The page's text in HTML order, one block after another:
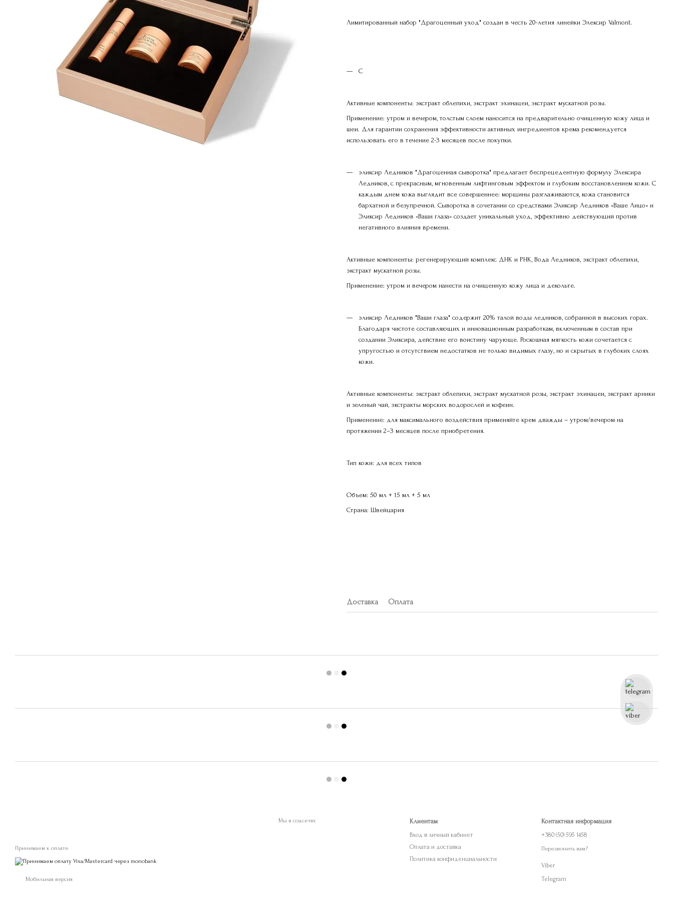
Лимитированный набор "Драгоценный уход" создан в честь 20-летия линейки Элексир Valmont.
С
Активные компоненты: экстракт облепихи, экстракт эхинацеи, экстракт мускатной розы.
Применение: утром и вечером, толстым слоем наносится на предварительно очищенную кожу лица и
шеи. Для гарантии сохранения эффективности активных ингредиентов крема рекомендуется
использовать его в течение 2-3 месяцев после покупки.
эликсир Ледников "Драгоценная сыворотка" предлагает беспрецедентную формулу Элексира
Ледников, с прекрасным, мгновенным лифтинговым эффектом и глубоким восстановлением кожи. С
каждым днем кожа выглядит все совершеннее: морщины разглаживаются, кожа становится
бархатной и безупречной. Сыворотка в сочетании со средствами Эликсир Ледников «Ваше Лицо» и
Эликсир Ледников «Ваши глаза» создает уникальный уход, эффективно действующий против
негативного влияния времени.
Активные компоненты: регенерирующий комплекс ДНК и РНК, Вода Ледников, экстракт облепихи,
экстракт мускатной розы.
Применение: утром и вечером нанести на очищенную кожу лица и декольте.
эликсир Ледников "Ваши глаза" содержит 20% талой воды ледников, собранной в высоких горах.
Благодаря чистоте составляющих и инновационным разработкам, включенным в состав при
создании Эликсира, действие его воистину чарующе. Роскошная мягкость кожи сочетается с
упругостью и отсутствием недостатков не только видимых глазу, но и скрытых в глубоких слоях
кожи.
Активные компоненты: экстракт облепихи, экстракт мускатной розы, экстракт эхинацеи, экстракт арники
и зеленый чай, экстракты морских водорослей и кофеин.
Применение: для максимального воздействия применяйте крем дважды – утром/вечером на
протяжении 2–3 месяцев после приобретения.
Тип кожи: для всех типов
Объем: 50 мл + 15 мл + 5 мл
Страна: Швейцария
Доставка Оплата
Принимаем к оплате
Мобильная версия
Мы в соцсетях Клиентам
Вход в личный кабинет
Оплата и доставка
Политика конфиденциальности
Контактная информация
+380 (50) 595 1458
Перезвонить вам?
Viber
Telegram